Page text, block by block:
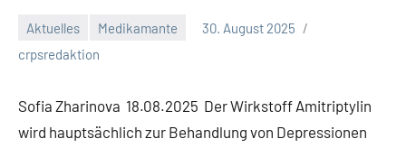
Aktuelles Medikamante
30. August 2025
crpsredaktion
Sofia Zharinova 18.08.2025 Der Wirkstoff Amitriptylin
wird hauptsächlich zur Behandlung von Depressionen